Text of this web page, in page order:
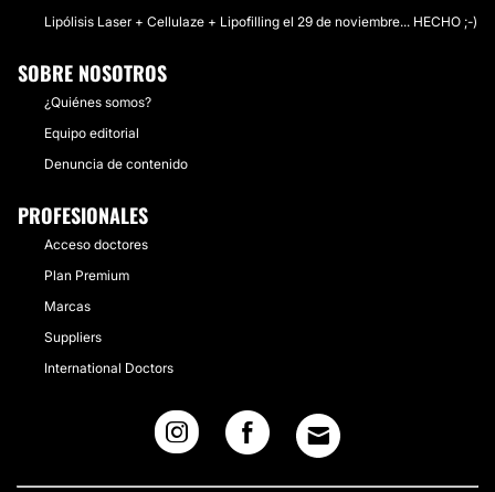
Lipólisis Laser + Cellulaze + Lipofilling el 29 de noviembre... HECHO ;-)
SOBRE NOSOTROS
¿Quiénes somos?
Equipo editorial
Denuncia de contenido
PROFESIONALES
Acceso doctores
Plan Premium
Marcas
Suppliers
International Doctors